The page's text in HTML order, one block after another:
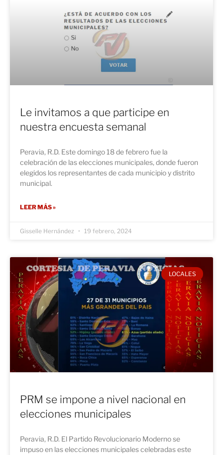
Le invitamos a que participe en
nuestra encuesta semanal
Peravia, R.D. Este domingo 18 de febrero fue la
celebración de las elecciones municipales, donde fueron
elegidos los representantes de cada municipio y distrito
municipal.
LEER MÁS »
Gisselle Hernández 19 febrero, 2024
LOCALES
PRM se impone a nivel nacional en
elecciones municipales
Peravia, R.D. El Partido Revolucionario Moderno se
impuso en las elecciones municipales celebradas este